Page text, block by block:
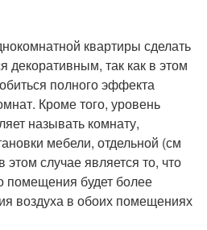
квартиры сделать
декоративным, так как в этом
полного эффекта
Кроме того, уровень
называть комнату,
мебели, отдельной (см
случае является то, что
помещения будет более
воздуха в обоих помещениях